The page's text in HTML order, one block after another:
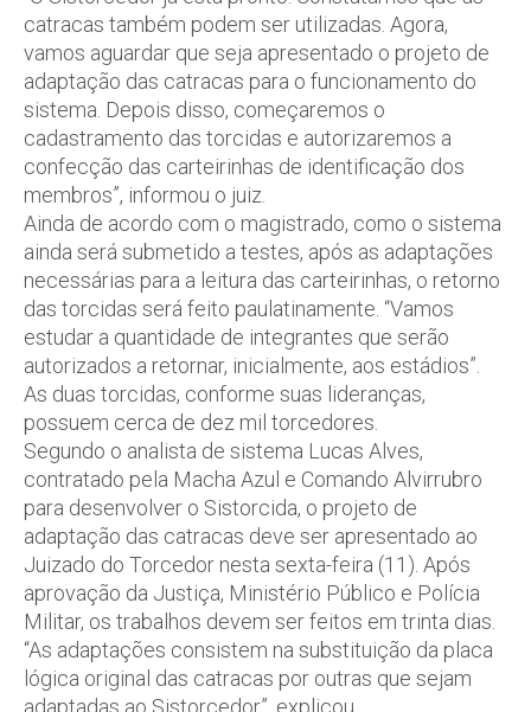
catracas também podem ser utilizadas. Agora,
vamos aguardar que seja apresentado o projeto de
adaptação das catracas para o funcionamento do
sistema. Depois disso, começaremos o
cadastramento das torcidas e autorizaremos a
confecção das carteirinhas de identificação dos
membros”, informou o juiz.
Ainda de acordo com o magistrado, como o sistema
ainda será submetido a testes, após as adaptações
necessárias para a leitura das carteirinhas, o retorno
das torcidas será feito paulatinamente. “Vamos
estudar a quantidade de integrantes que serão
autorizados a retornar, inicialmente, aos estádios”.
As duas torcidas, conforme suas lideranças,
possuem cerca de dez mil torcedores.
Segundo o analista de sistema Lucas Alves,
contratado pela Macha Azul e Comando Alvirrubro
para desenvolver o Sistorcida, o projeto de
adaptação das catracas deve ser apresentado ao
Juizado do Torcedor nesta sexta-feira (11). Após
aprovação da Justiça, Ministério Público e Polícia
Militar, os trabalhos devem ser feitos em trinta dias.
“As adaptações consistem na substituição da placa
lógica original das catracas por outras que sejam
adaptadas ao Sistorcedor”, explicou.